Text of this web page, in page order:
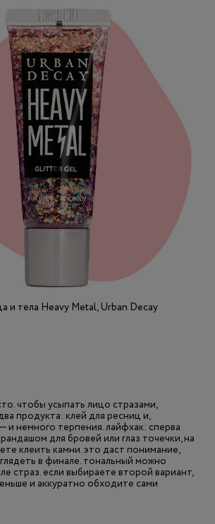
и тела Heavy Metal, Urban Decay
чтобы усыпать лицо стразами,
продукта: клей для ресниц и,
и немного терпения. лайфхак: сперва
для бровей или глаз точечки, на
клеить камни. это даст понимание,
в финале. тональный можно
страз. если выбираете второй вариант,
и аккуратно обходите сами